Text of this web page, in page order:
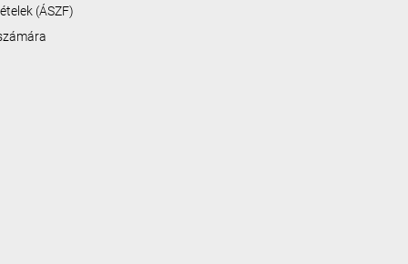
(ÁSZF)